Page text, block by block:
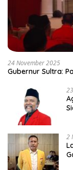
24 November 2025
Gubernur Sultra:
2